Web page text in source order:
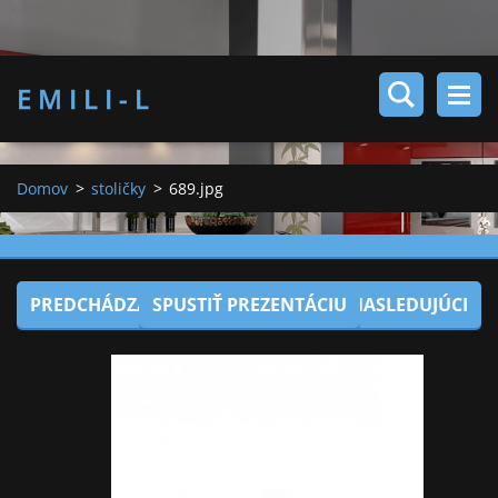
E M I L I - L
Domov > stoličky > 689.jpg
PREDCHÁDZAJÚCISPUSTIŤ PREZENTÁCIU NASLEDUJÚCI